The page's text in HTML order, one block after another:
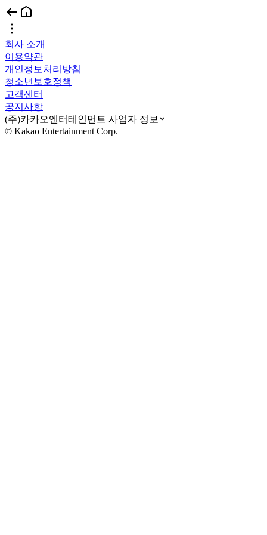
회사 소개
이용약관
개인정보처리방침
청소년보호정책
고객센터
공지사항
(주)카카오엔터테인먼트 사업자 정보
© Kakao Entertainment Corp.